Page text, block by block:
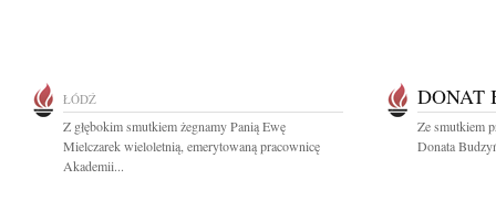
ŁÓDŹ
Z głębokim smutkiem żegnamy Panią Ewę
Mielczarek wieloletnią, emerytowaną pracownicę
Akademii...
DONAT
Ze smutkiem
Donata